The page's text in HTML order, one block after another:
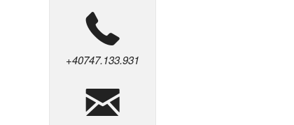
+40747.133.931